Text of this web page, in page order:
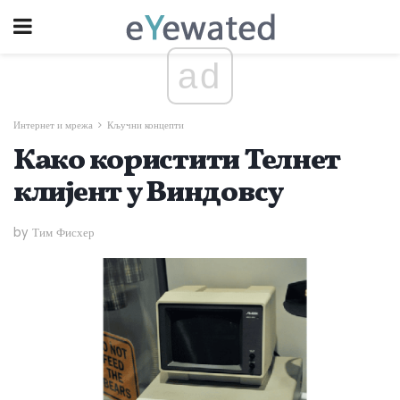
ad
Интернет и мрежа Кључни концепти
Како користити Телнет
клијент у Виндовсу
by Тим Фисхер